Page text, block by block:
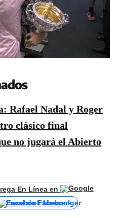
Rafael Nadal y Roger
clásico final
no jugará el Abierto
En Línea en
Canal de Facebook